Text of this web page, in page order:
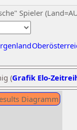
Spieler
(Grafik Elo-